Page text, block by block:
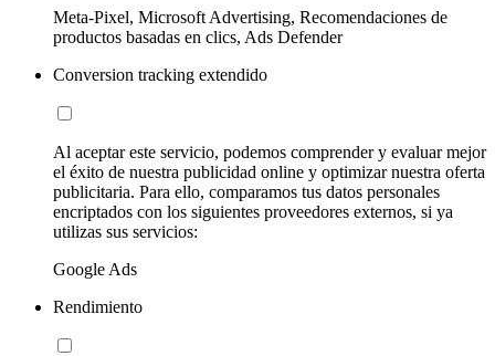
Meta-Pixel, Microsoft Advertising, Recomendaciones de
productos basadas en clics, Ads Defender
Conversion tracking extendido
Al aceptar este servicio, podemos comprender y evaluar mejor
el éxito de nuestra publicidad online y optimizar nuestra oferta
publicitaria. Para ello, comparamos tus datos personales
encriptados con los siguientes proveedores externos, si ya
utilizas sus servicios:
Google Ads
Rendimiento